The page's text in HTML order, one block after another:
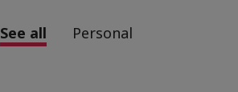
See all
Personal